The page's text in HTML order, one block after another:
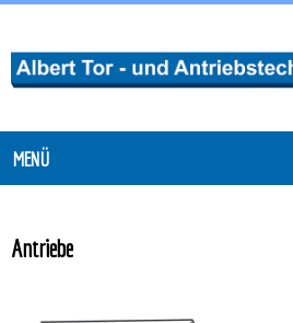
MENÜ
Antriebe